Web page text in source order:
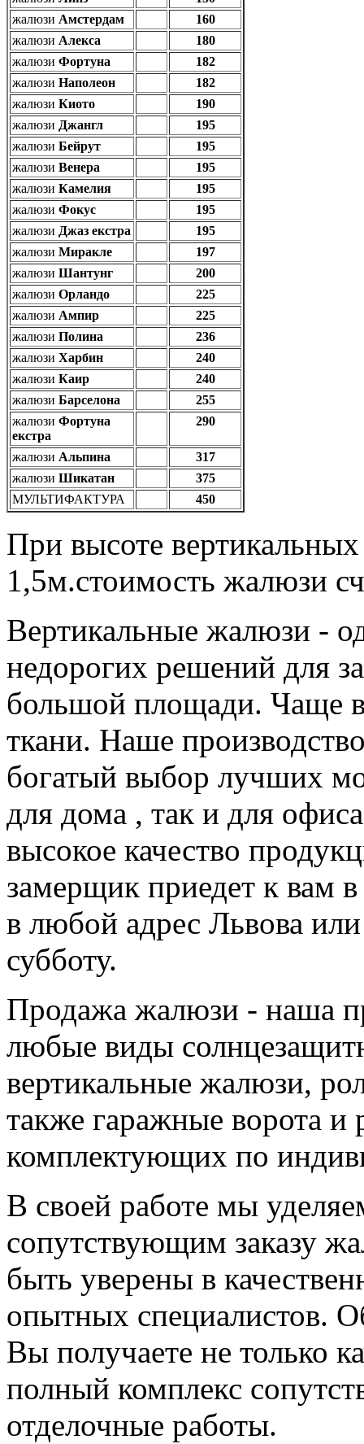
жалюзи Амстердам
160
жалюзи Алекса
180
жалюзи Фортуна
182
жалюзи Наполеон
182
жалюзи Киото
190
жалюзи Джангл
195
жалюзи Бейрут
195
жалюзи Венера
195
жалюзи Камелия
195
жалюзи Фокус
195
жалюзи Джаз екстра
195
жалюзи Миракле
197
жалюзи Шантунг
200
жалюзи Орландо
225
жалюзи Ампир
225
жалюзи Полина
236
жалюзи Харбин
240
жалюзи Каир
240
жалюзи Барселона
255
жалюзи Фортуна
екстра
290
жалюзи Альпина
317
жалюзи Шикатан
375
МУЛЬТИФАКТУРА
450
При высоте
1,5м.стоимость жалюзи
Вертикальные жалюзи -
недорогих решений для
большой площади. Чаще
ткани. Наше
богатый выбор лучших
для дома , так и для
высокое качество
замерщик приедет к вам
в любой адрес Львова
субботу.
Продажа жалюзи - наша
любые виды
вертикальные жалюзи,
также гаражные ворота и
комплектующих по
В своей работе мы
сопутствующим заказу
быть уверены в
опытных специалистов.
Вы получаете не только
полный комплекс
отделочные работы.